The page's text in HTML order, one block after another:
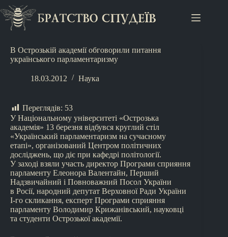
В Острозькій академії обговорили питання
українського парламентаризму
18.03.2012 Наука
Переглядів: 53
У Національному університеті «Острозька
академія» 13 березня відбувся круглий стіл
«Український парламентаризм на сучасному
етапі», організований Центром політичних
досліджень, що діє при кафедрі політології.
У заході взяли участь директор Програми сприяння
парламенту Елеонора Валентайн, Перший
Надзвичайний і Повноважний Посол України
в Росії, народний депутат Верховної Ради України
I-го скликання, експерт Програми сприяння
парламенту Володимир Крижанівський, науковці
та студенти Острозької академії.